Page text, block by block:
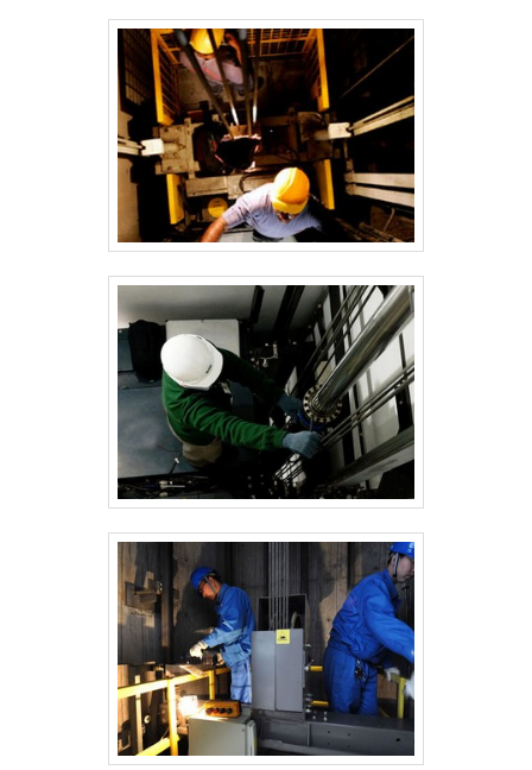
referência por ter: Soluções mais
modernas e funcionais para elevadores;
Técnicos experientes em todo o tipo de
manutenção de elevadores; Estrutura
suficiente para atender todas as
demandas.Ainda tratando-se de plataforma
hidráulica elevatória, na essência da
empresa, a mesma deve prezar pelos
produtos e serviços com ótima qualidade e
assertividade, pequenos detalhes, mas de
grande valia para saber a procedência e
seriedade da empresa.Tudo isso que já foi
explorado é a razão pela qual a Montville
Elevadores é uma empresa responsável
quando falamos de empresas do segmento
de fabricação, reforma e manutenção de
elevadores. O foco é entregar o que há de
clientes.EFICIÊNCIA E QUALIDADE
COMPROVADASomente na Montville
Elevadores existe variedade e qualidade
quando o assunto for fabricação, reforma e
manutenção de elevadores. Líder em
qualidade, a empresa oferece uma
variedade de itens como reparo urgente de
elevadores e assistência técnica de